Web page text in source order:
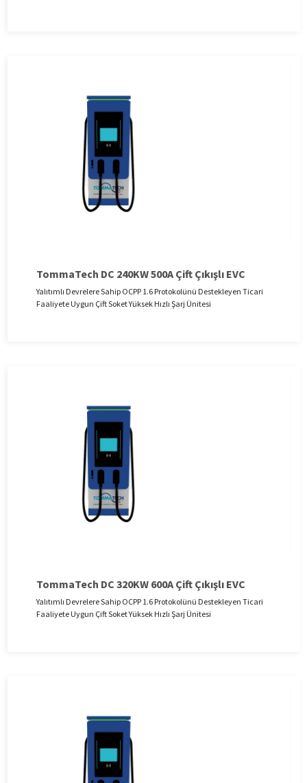
TommaTech DC 240KW 500A Çift Çıkışlı EVC
Yalıtımlı Devrelere Sahip OCPP 1.6 Protokolünü Destekleyen Ticari
Faaliyete Uygun Çift Soket Yüksek Hızlı Şarj Ünitesi
TommaTech DC 320KW 600A Çift Çıkışlı EVC
Yalıtımlı Devrelere Sahip OCPP 1.6 Protokolünü Destekleyen Ticari
Faaliyete Uygun Çift Soket Yüksek Hızlı Şarj Ünitesi